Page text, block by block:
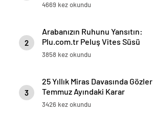
4669 kez okundu
2
Arabanızın Ruhunu Yansıtın:
Plu.com.tr Peluş Vites Süsü
Modelleri
3858 kez okundu
3
25 Yıllık Miras Davasında Gözler
Temmuz Ayındaki Karar
Duruşmasına Çevrildi
3426 kez okundu